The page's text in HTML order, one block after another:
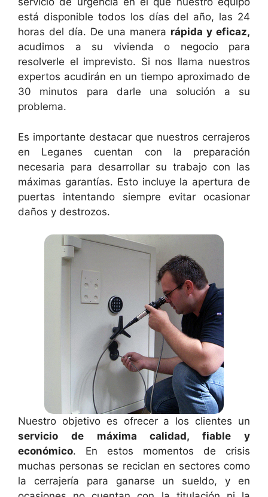
está disponible todos los días del año, las 24
horas del día. De una manera rápida y eficaz,
acudimos a su vivienda o negocio para
resolverle el imprevisto. Si nos llama nuestros
expertos acudirán en un tiempo aproximado de
30 minutos para darle una solución a su
problema.
Es importante destacar que nuestros cerrajeros
en Leganes cuentan con la preparación
necesaria para desarrollar su trabajo con las
máximas garantías. Esto incluye la apertura de
puertas intentando siempre evitar ocasionar
daños y destrozos.
Nuestro objetivo es ofrecer a los clientes un
servicio de máxima calidad, fiable y
económico. En estos momentos de crisis
muchas personas se reciclan en sectores como
la cerrajería para ganarse un sueldo, y en